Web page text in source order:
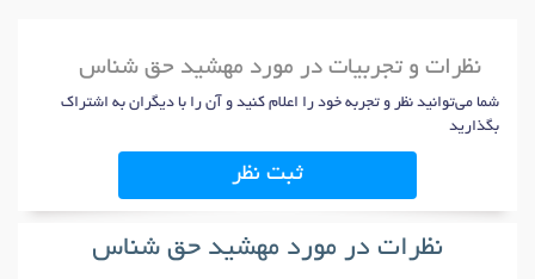
نظرات و تجربیات در مورد مهشید حق شناس
شما می‌توانید نظر و تجربه خود را اعلام کنید و آن را با دیگران به اشتراک
بگذارید
ثبت نظر
نظرات در مورد مهشید حق شناس